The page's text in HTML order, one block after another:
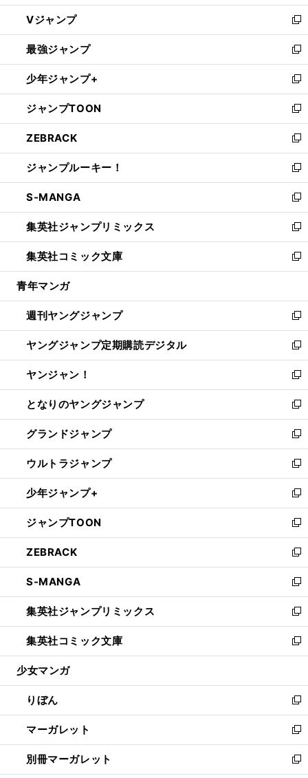
ウ
ィ
ン
ド
ウ
で
開
く
し
い
ウ
ィ
ン
ド
ウ
で
開
く
Vジャンプ
新
し
い
ウ
ィ
ン
ド
ウ
で
開
く
最強ジャンプ
新
し
い
ウ
ィ
ン
ド
ウ
で
開
く
少年ジャンプ+
新
し
い
ウ
ィ
ン
ド
ウ
で
開
く
ジャンプTOON
新
し
い
ウ
ィ
ン
ド
ウ
で
開
く
ZEBRACK
新
し
い
ウ
ィ
ン
ド
ウ
で
開
ジャンプルーキー！
新
し
い
ウ
ィ
ン
ド
ウ
開
く
S-MANGA
新
し
い
ウ
ィ
ン
ウ
で
開
く
集英社ジャンプリミックス
新
し
い
ウ
ン
ド
ウ
で
開
く
集英社コミック文庫
新
し
ウ
ィ
ン
ド
ウ
で
開
く
青年マンガ
週刊ヤングジャンプ
新
し
い
ウ
ィ
ン
ド
ウ
で
開
く
ヤングジャンプ定期購読デジタル
新
し
い
ウ
ィ
ン
ド
ウ
で
開
く
ヤンジャン！
新
し
い
ウ
ィ
ン
ド
ウ
で
開
く
となりのヤングジャンプ
新
し
い
ウ
ィ
ン
ド
ウ
で
開
く
グランドジャンプ
新
し
い
ウ
ィ
ン
ド
ウ
で
開
く
ウルトラジャンプ
新
し
い
ウ
ィ
ン
ド
ウ
で
開
く
少年ジャンプ+
新
し
い
ウ
ィ
ン
ド
ウ
で
開
く
ジャンプTOON
新
し
い
ウ
ィ
ン
ド
ウ
で
開
ZEBRACK
新
し
い
ウ
ィ
ン
ド
ウ
開
く
S-MANGA
新
し
い
ウ
ィ
ン
ウ
で
開
く
集英社ジャンプリミックス
新
し
い
ウ
ン
ド
ウ
で
開
く
集英社コミック文庫
新
し
ウ
ィ
ン
ド
ウ
で
開
少女マンガ
りぼん
新
し
い
ウ
ィ
ン
マーガレット
新
し
い
別冊マーガレット
新